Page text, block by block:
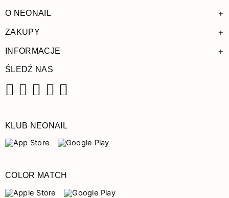
O NEONAIL +
ZAKUPY +
INFORMACJE +
ŚLEDŹ NAS
KLUB NEONAIL
COLOR MATCH